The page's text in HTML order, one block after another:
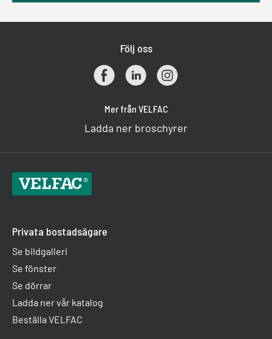
Följ oss
Mer från VELFAC
Ladda ner broschyrer
Privata bostadsägare
Se bildgalleri
Se fönster
Se dörrar
Ladda ner vår katalog
Beställa VELFAC